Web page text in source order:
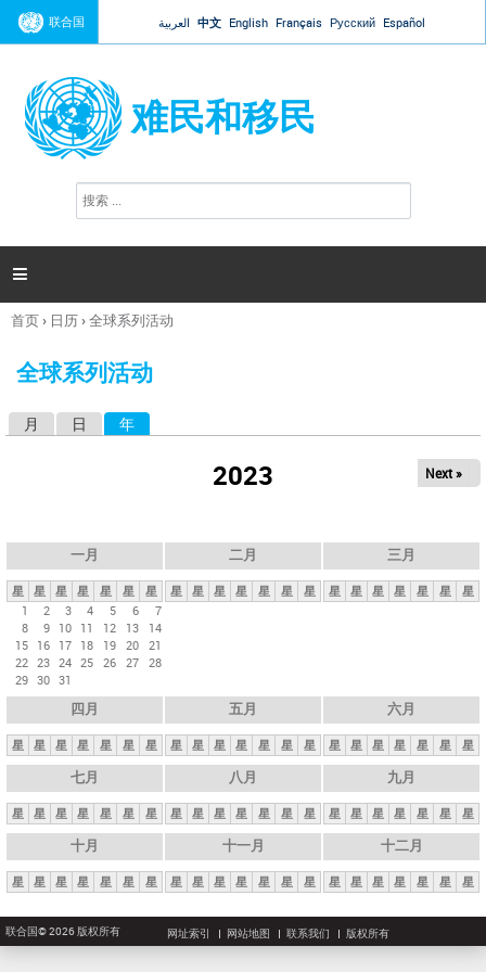
Jump to navigation
联合国 العربية 中文 English Français Русский Español
难民和移民
搜
索

你
这
首页› 日历›全球系列活动
全球系列活动
月 日 年
2023 Next »
一月
星 星 星 星 星 星
星
1
2 3 4 5 6
7
8
9 10 11 12 13
14
15 16 17 18 19 20 21
22 23 24 25 26 27 28
29 30 31
二月
星 星 星 星 星 星 星
三月
星 星 星 星 星 星 星
四月
星 星 星 星 星 星 星
五月
星 星 星 星 星 星 星
六月
星 星 星 星 星 星 星
七月
星 星 星 星 星 星 星
八月
星 星 星 星 星 星 星
九月
星 星 星 星 星 星 星
十月
星 星 星 星 星 星 星
十一月
星 星 星 星 星 星 星
十二月
星 星 星 星 星 星 星
联合国© 2026 版权所有 网址索引 网站地图 联系我们 版权所有